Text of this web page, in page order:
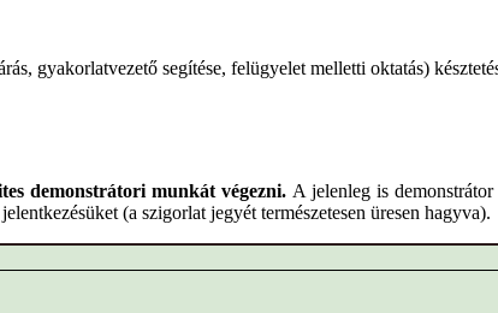
gyakorlatvezető segítése, felügyelet melletti oktatás)
demonstrátori munkát végezni.A jelenleg is
(a szigorlat jegyét természetesen üresen hagyva).